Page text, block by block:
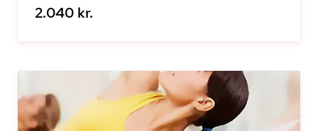
2.040 kr.